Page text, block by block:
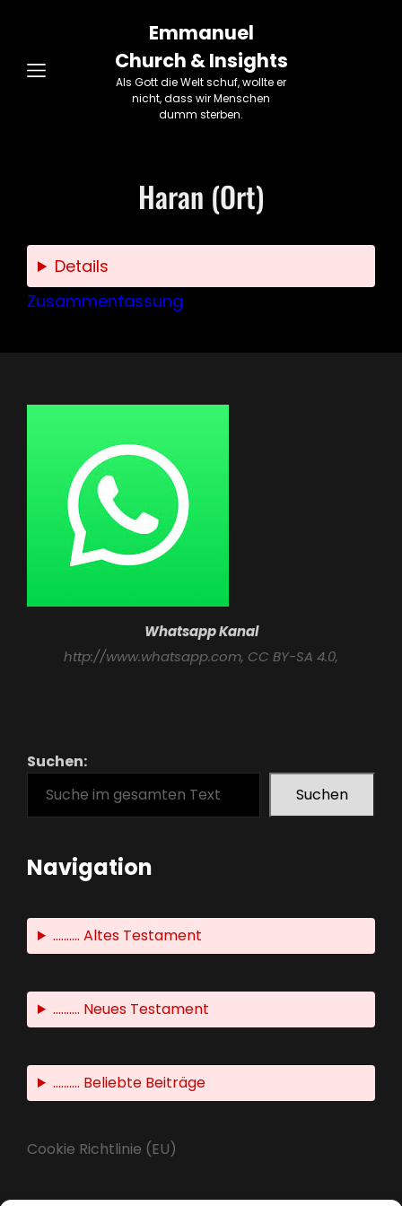
Emmanuel
Church & Insights
Als Gott die Welt schuf, wollte er
nicht, dass wir Menschen
dumm sterben.
Haran (Ort)
Details
Zusammenfassung
Whatsapp Kanal
http://www.whatsapp.com, CC BY-SA 4.0,
Suchen:
Suchen
Navigation
.......... Altes Testament
.......... Neues Testament
.......... Beliebte Beiträge
Cookie Richtlinie (EU)